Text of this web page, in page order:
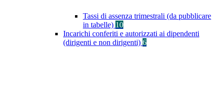
Tassi di assenza trimestrali (da pubblicare
in tabelle) 10
Incarichi conferiti e autorizzati ai dipendenti
(dirigenti e non dirigenti) 6